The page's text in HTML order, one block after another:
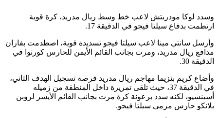
وسدد لوكا مودريتش لاعب خط وسط ريال مدريد، كرة قوية
ارتطمت بدفاع سيلتا فيجو في الدقيقة 17.
وأرسل سانتي مينا لاعب سيلتا فيجو تسديدة قوية، اصطدمت بفاران
مدافع ريال مدريد، ومرت بجانب القائم الأيمن للحارس كورتوا في
الدقيقة 30.
وأضاع كريم بنزيما مهاجم ريال مدريد فرصة تسجيل الهدف الثاني،
في الدقيقة 37، حيث تلقى تمريرة داخل المنطقة من زميله
أسينسيو، لكنه سدد برعونة كرة مرت بجانب القائم الأيسر لروبن
بلانكو حارس مرمى سيلتا فيجو.